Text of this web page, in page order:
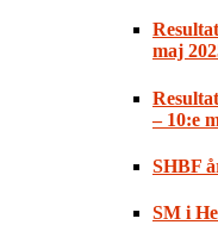
maj
– 10:e
SHBF
SM i